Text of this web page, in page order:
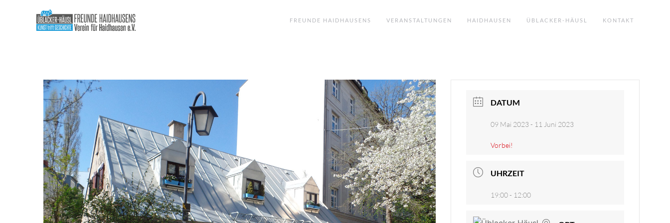
FREUNDE HAIDHAUSENS VERANSTALTUNGEN HAIDHAUSEN ÜBLACKER-HÄUSL KONTAKT
DATUM
09 Mai 2023- 11 Juni 2023
Vorbei!
UHRZEIT
19:00 - 12:00